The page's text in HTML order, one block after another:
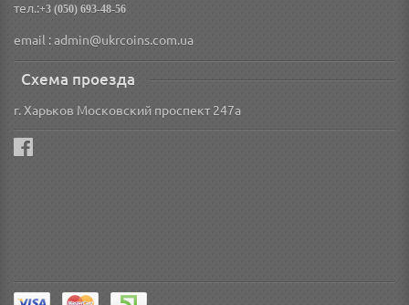
тел.:+3 (050) 693-48-56
email : admin@ukrcoins.com.ua
Схема проезда
г. Харьков Московский проспект 247а